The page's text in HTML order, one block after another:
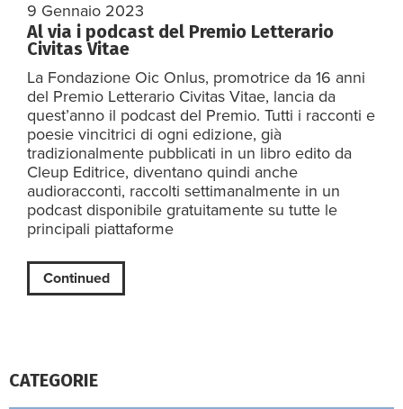
9 Gennaio 2023
Al via i podcast del Premio Letterario
Civitas Vitae
La Fondazione Oic Onlus, promotrice da 16 anni
del Premio Letterario Civitas Vitae, lancia da
quest’anno il podcast del Premio. Tutti i racconti e
poesie vincitrici di ogni edizione, già
tradizionalmente pubblicati in un libro edito da
Cleup Editrice, diventano quindi anche
audioracconti, raccolti settimanalmente in un
podcast disponibile gratuitamente su tutte le
principali piattaforme
Continued
CATEGORIE